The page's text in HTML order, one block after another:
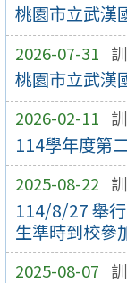
桃園市立武漢
2026-07-31
桃園市立武漢
2026-02-11
114學年度第
2025-08-22
114/8/27 舉
生準時到校參
2025-08-07